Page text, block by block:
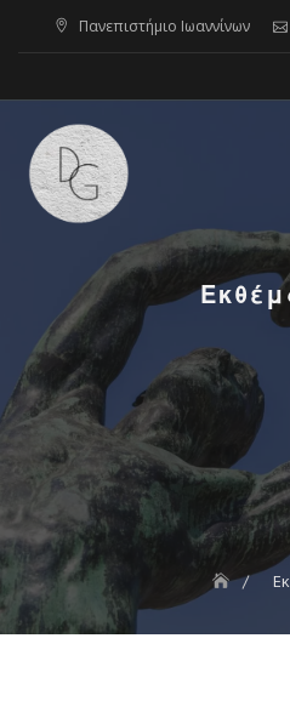
Πανεπιστήμιο Ιωαννίνων